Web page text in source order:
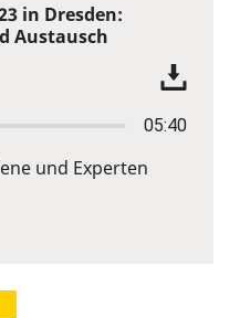
in Dresden:
Austausch
05:40
und Experten